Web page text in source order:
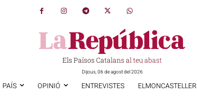
Els Països Catalans al teu abast
Dijous, 06 de agost del 2026
PAÍS OPINIÓ ENTREVISTES ELMONCASTELLER